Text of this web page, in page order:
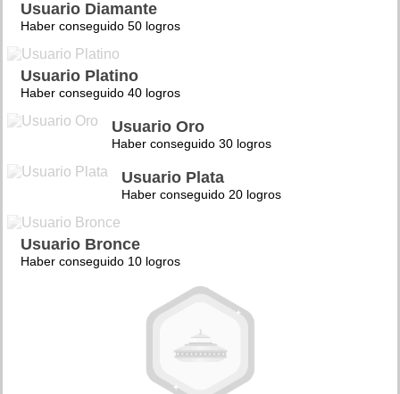
Usuario Diamante
Haber conseguido 50 logros
Usuario Platino
Haber conseguido 40 logros
Usuario Oro
Haber conseguido 30 logros
Usuario Plata
Haber conseguido 20 logros
Usuario Bronce
Haber conseguido 10 logros